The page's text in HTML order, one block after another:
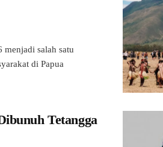
salah satu
di Papua
Tetangga